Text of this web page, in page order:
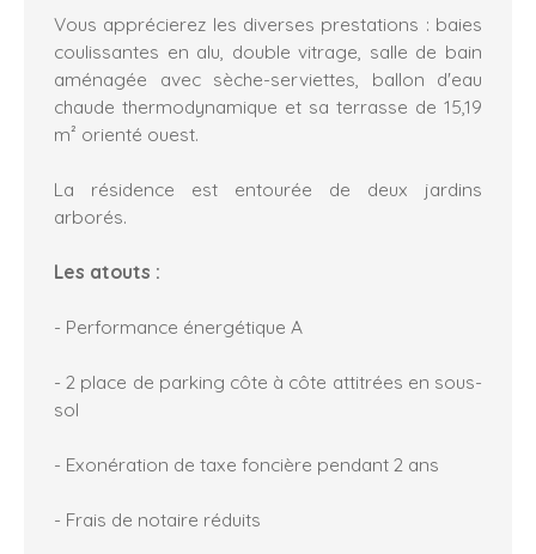
Vous apprécierez les diverses prestations : baies
coulissantes en alu, double vitrage, salle de bain
aménagée avec sèche-serviettes, ballon d'eau
chaude thermodynamique et sa terrasse de 15,19
m² orienté ouest.
La résidence est entourée de deux jardins
arborés.
Les atouts :
- Performance énergétique A
- 2 place de parking côte à côte attitrées en sous-
sol
- Exonération de taxe foncière pendant 2 ans
- Frais de notaire réduits